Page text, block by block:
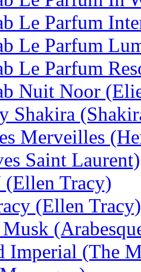
Le Parfum
Le Parfum
Le Parfum
Nuit Noor
Shakira
Merveilles
Saint Laurent)
Tracy)
(Ellen Tracy)
Imperial (The